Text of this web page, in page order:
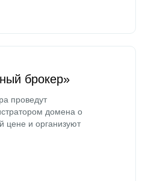
брокер»
проведут
домена о
цене и организуют